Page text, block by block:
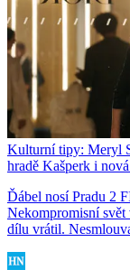
Kulturní tipy: Meryl
hradě Kašperk i
Ďábel nosí Pradu 2
Nekompromisní svět
dílu vrátil.